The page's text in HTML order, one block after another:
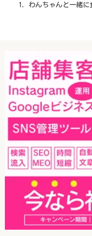
わんちゃんと一緒に